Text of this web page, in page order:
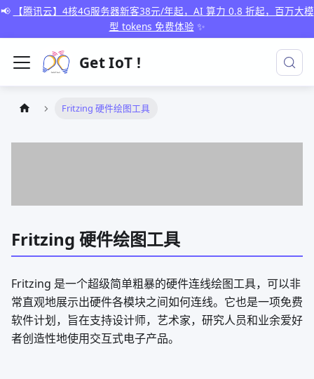
📢
【腾讯云】4核4G服务器新客38元/年起，AI 算力 0.8 折起，百万大模
型 tokens 免费体验 ✨
Get IoT !
Fritzing 硬件绘图工具
Fritzing 硬件绘图工具
Fritzing 是一个超级简单粗暴的硬件连线绘图工具，可以非
常直观地展示出硬件各模块之间如何连线。它也是一项免费
软件计划，旨在支持设计师，艺术家，研究人员和业余爱好
者创造性地使用交互式电子产品。